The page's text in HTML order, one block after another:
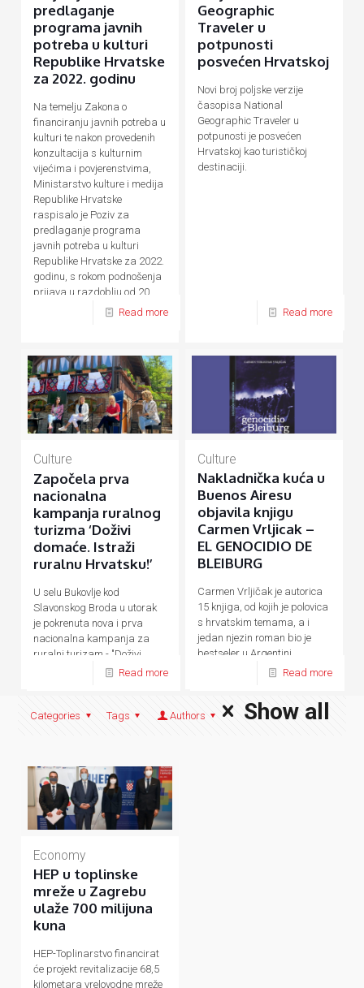
predlaganje
programa javnih
potreba u kulturi
Republike Hrvatske
za 2022. godinu
Na temelju Zakona o
financiranju javnih potreba u
kulturi te nakon provedenih
konzultacija s kulturnim
vijećima i povjerenstvima,
Ministarstvo kulture i medija
Republike Hrvatske
raspisalo je Poziv za
predlaganje programa
javnih potreba u kulturi
Republike Hrvatske za 2022.
godinu, s rokom podnošenja
prijava u razdoblju od 20.
rujna do 20. listopada 2021.
Read more
Geographic
Traveler u
potpunosti
posvećen Hrvatskoj
Novi broj poljske verzije
časopisa National
Geographic Traveler u
potpunosti je posvećen
Hrvatskoj kao turističkoj
destinaciji.
Read more
Culture
Započela prva
nacionalna
kampanja ruralnog
turizma ‘Doživi
domaće. Istraži
ruralnu Hrvatsku!’
U selu Bukovlje kod
Slavonskog Broda u utorak
je pokrenuta nova i prva
nacionalna kampanja za
ruralni turizam - "Doživi
Read more
Culture
Nakladnička kuća u
Buenos Airesu
objavila knjigu
Carmen Vrljicak –
EL GENOCIDIO DE
BLEIBURG
Carmen Vrljičak je autorica
15 knjiga, od kojih je polovica
s hrvatskim temama, a i
jedan njezin roman bio je
bestseler u Argentini.
Read more
Categories Tags Authors Show all
Economy
HEP u toplinske
mreže u Zagrebu
ulaže 700 milijuna
kuna
HEP-Toplinarstvo financirat
će projekt revitalizacije 68,5
kilometara vrelovodne mreže